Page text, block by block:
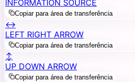
INFORMATION SOURCE
Copiar para área de transferência
↔️
LEFT RIGHT ARROW
Copiar para área de transferência
↕️
UP DOWN ARROW
Copiar para área de transferência